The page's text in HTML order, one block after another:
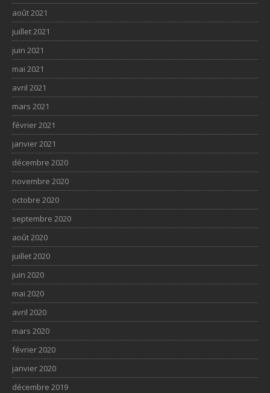
août 2021
juillet 2021
juin 2021
mai 2021
avril 2021
mars 2021
février 2021
janvier 2021
décembre 2020
novembre 2020
octobre 2020
septembre 2020
août 2020
juillet 2020
juin 2020
mai 2020
avril 2020
mars 2020
février 2020
janvier 2020
décembre 2019